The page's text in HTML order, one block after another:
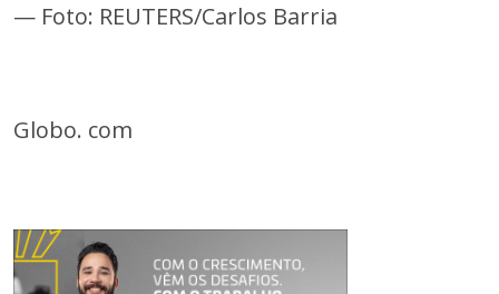
— Foto: REUTERS/Carlos Barria
Globo. com